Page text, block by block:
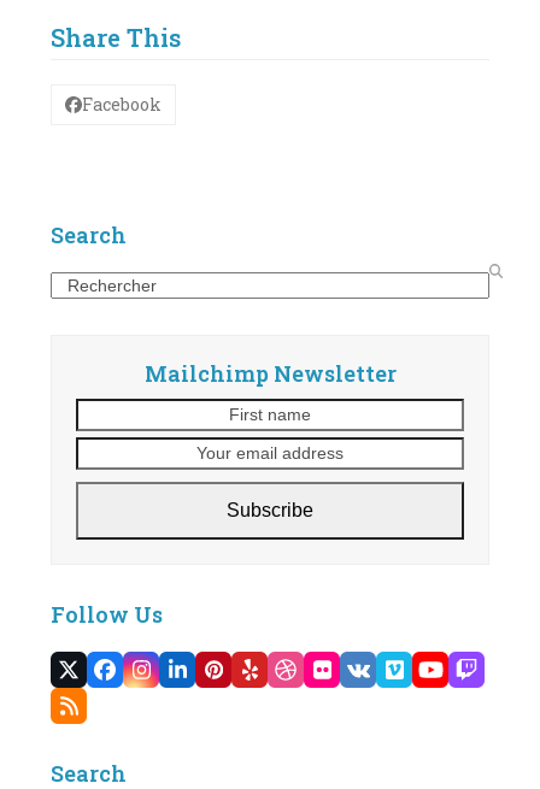
Share This
Facebook
Search
Search
Mailchimp Newsletter
name
email
Subscribe
Follow Us
Twitter
(deprecated)
Facebook
Instagram
LinkedIn
Pinterest
YelpDribbble
Flickr
VKVimeoYouTube
RSS
Search